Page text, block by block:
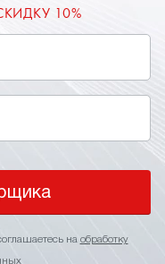
10%
на обработку